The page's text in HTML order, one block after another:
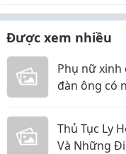
Được xem nhiều
Phụ nữ
đàn ông có
Thủ Tục Ly
Và Những